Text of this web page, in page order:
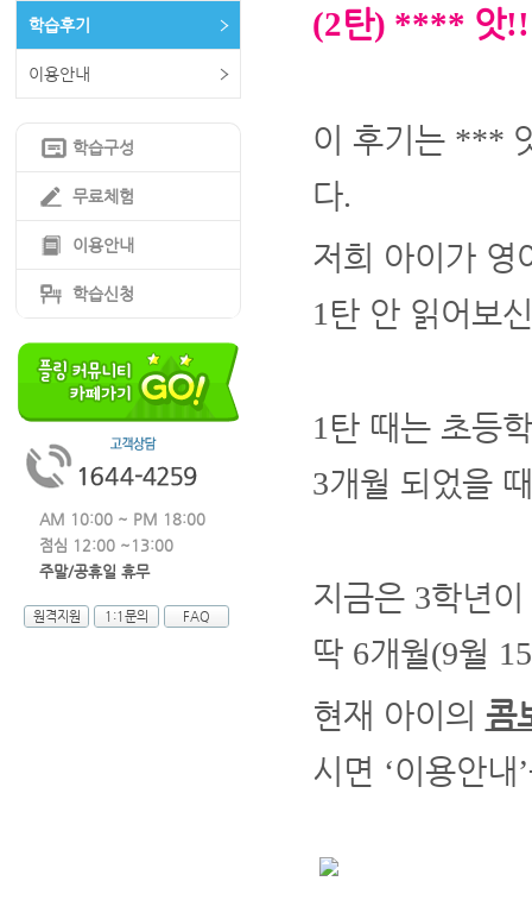
학습후기
이용안내
학습구성
무료체험
이용안내
학습신청
AM 10:00 ~ PM 18:00
점심 12:00 ~13:00
주말/공휴일 휴무
원격지원 1:1문의 FAQ
(2탄) **** 앗
이 후기는 ***
다.
저희 아이가 영
1탄 안 읽어보
1 탄 때는 초등
3개월 되었을
지금은 3학년
딱 6개월(9월 15
현재 아이의 콤
시면 ‘이용안내’